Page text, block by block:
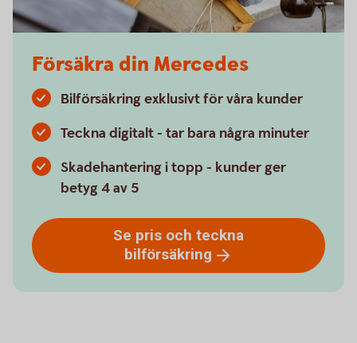
Försäkra din Mercedes
Bilförsäkring exklusivt för våra kunder
Teckna digitalt - tar bara några minuter
Skadehantering i topp - kunder ger
betyg 4 av 5
Se pris och teckna
bilförsäkring